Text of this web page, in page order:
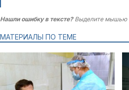
Нашли ошибку в тексте?Выделите мышью
МАТЕРИАЛЫ ПО ТЕМЕ